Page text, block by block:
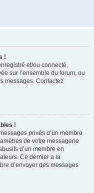
!
et/ou connecté,
sur l’ensemble du forum, ou
messages. Contactez
!
privés d’un membre
de votre messagerie
d’un membre en
Ce dernier a la
d’envoyer des messages